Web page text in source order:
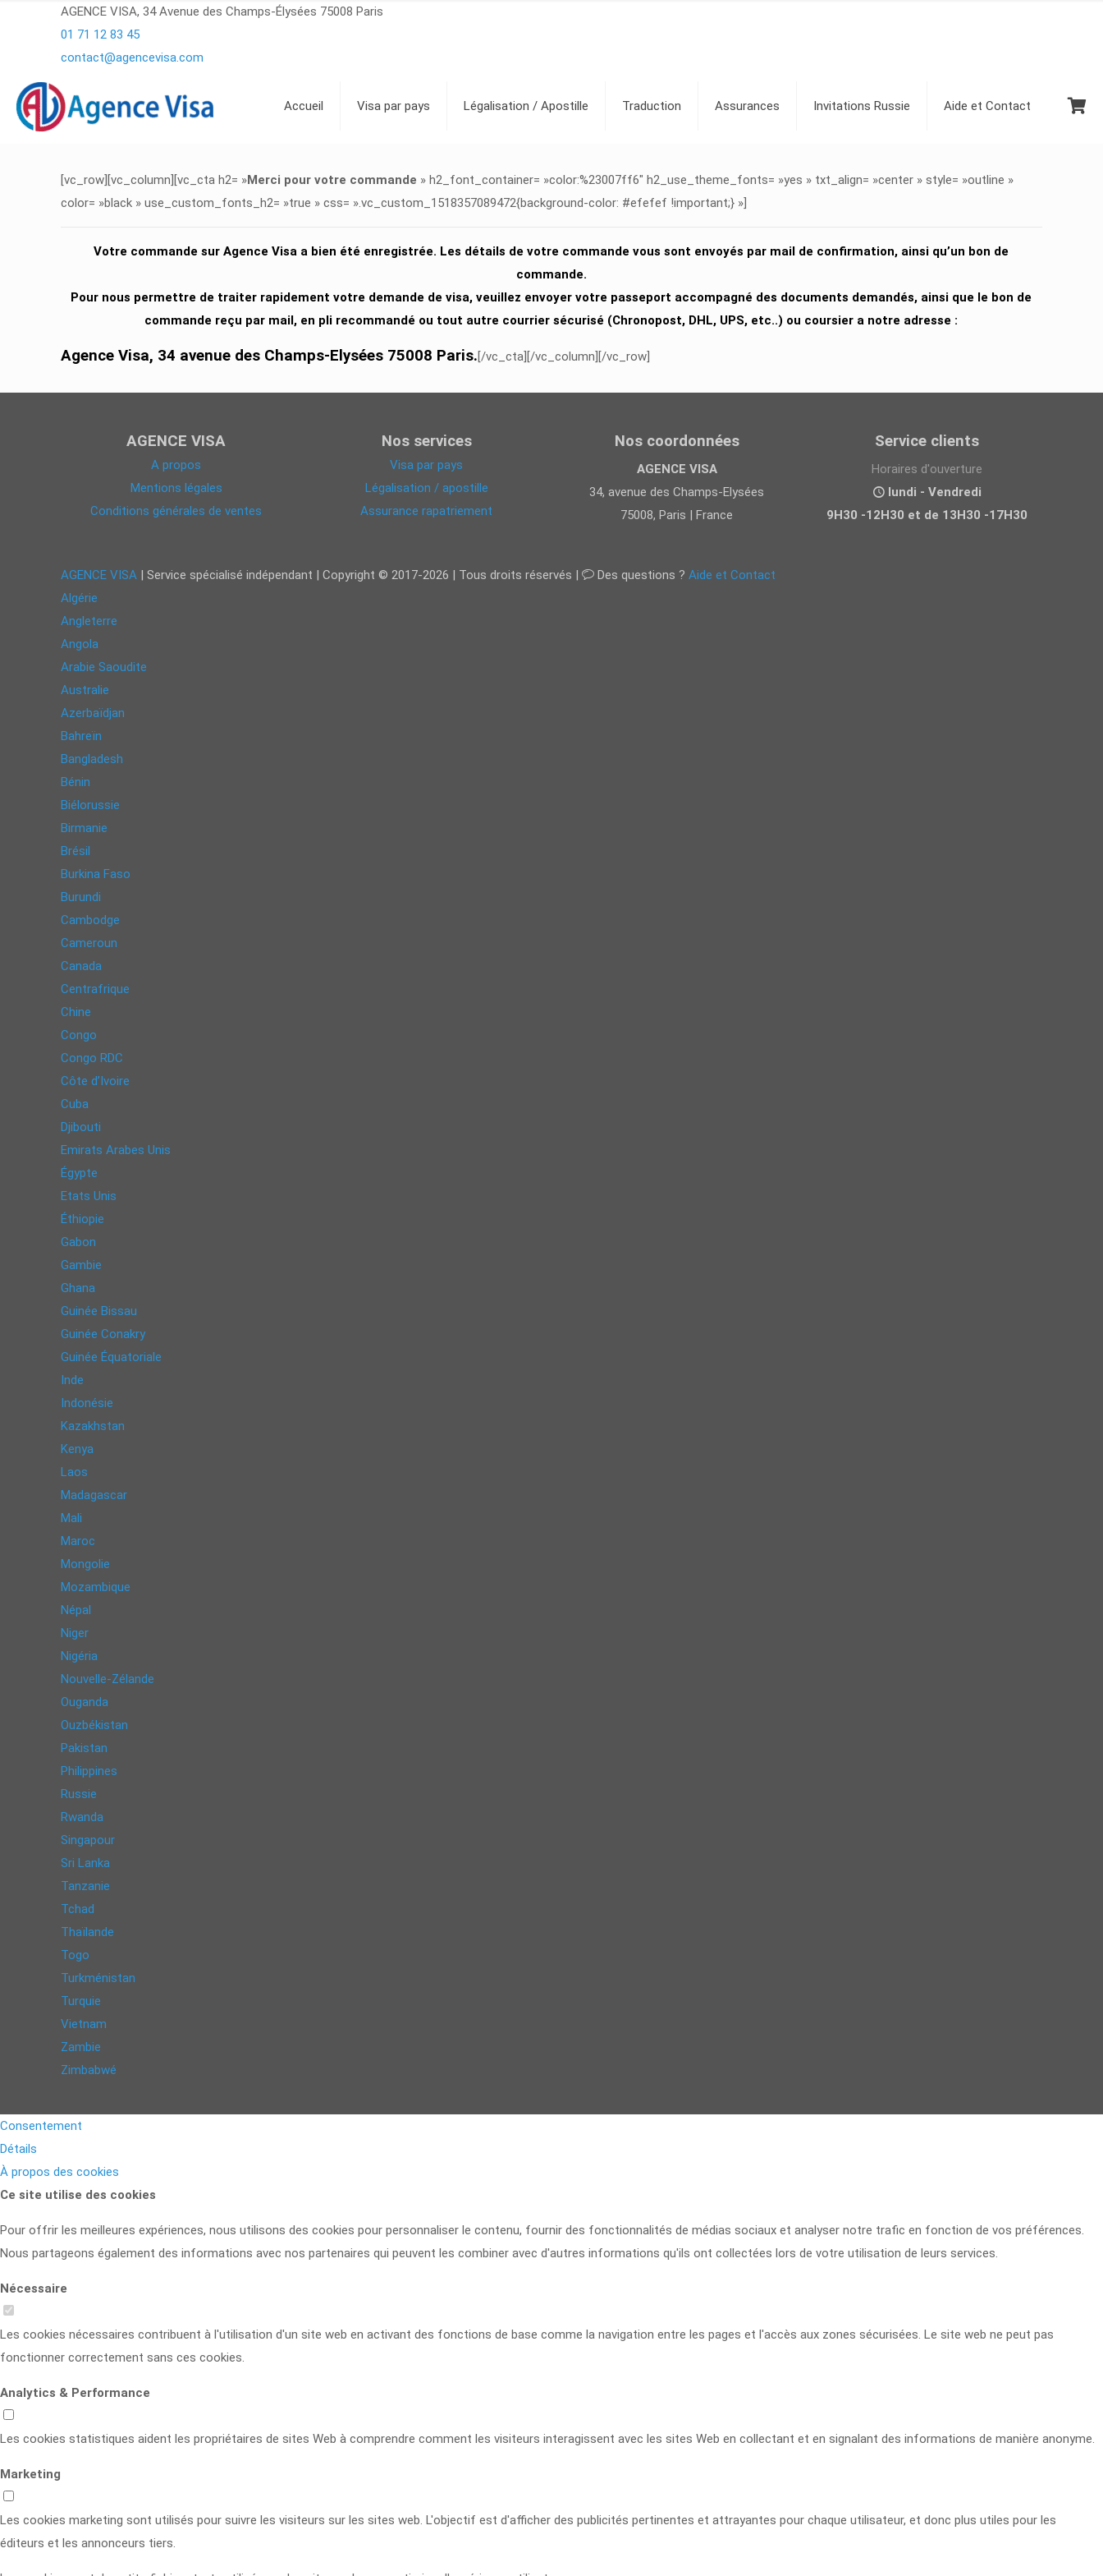
AGENCE VISA, 34 Avenue des Champs-Élysées 75008 Paris
01 71 12 83 45
contact@agencevisa.com
Accueil Visa par pays Légalisation / Apostille Traduction Assurances Invitations Russie Aide et Contact
[vc_row][vc_column][vc_cta h2= »Merci pour votre commande » h2_font_container= »color:%23007ff6″ h2_use_theme_fonts= »yes » txt_align= »center » style= »outline »
color= »black » use_custom_fonts_h2= »true » css= ».vc_custom_1518357089472{background-color: #efefef !important;} »]
Votre commande sur Agence Visa a bien été enregistrée. Les détails de votre commande vous sont envoyés par mail de confirmation, ainsi qu’un bon de
commande.
Pour nous permettre de traiter rapidement votre demande de visa, veuillez envoyer votre passeport accompagné des documents demandés, ainsi que le bon de
commande reçu par mail, en pli recommandé ou tout autre courrier sécurisé (Chronopost, DHL, UPS, etc..) ou coursier a notre adresse :
Agence Visa, 34 avenue des Champs-Elysées 75008 Paris.[/vc_cta][/vc_column][/vc_row]
AGENCE VISA
A propos
Mentions légales
Conditions générales de ventes
Nos services
Visa par pays
Légalisation / apostille
Assurance rapatriement
Nos coordonnées
AGENCE VISA
34, avenue des Champs-Elysées
75008, Paris | France
Service clients
Horaires d'ouverture
lundi - Vendredi
9H30 -12H30 et de 13H30 -17H30
AGENCE VISA | Service spécialisé indépendant | Copyright © 2017-2026 | Tous droits réservés | Des questions ? Aide et Contact
Algérie
Angleterre
Angola
Arabie Saoudite
Australie
Azerbaïdjan
Bahreïn
Bangladesh
Bénin
Biélorussie
Birmanie
Brésil
Burkina Faso
Burundi
Cambodge
Cameroun
Canada
Centrafrique
Chine
Congo
Congo RDC
Côte d’Ivoire
Cuba
Djibouti
Emirats Arabes Unis
Égypte
Etats Unis
Éthiopie
Gabon
Gambie
Ghana
Guinée Bissau
Guinée Conakry
Guinée Équatoriale
Inde
Indonésie
Kazakhstan
Kenya
Laos
Madagascar
Mali
Maroc
Mongolie
Mozambique
Népal
Niger
Nigéria
Nouvelle-Zélande
Ouganda
Ouzbékistan
Pakistan
Philippines
Russie
Rwanda
Singapour
Sri Lanka
Tanzanie
Tchad
Thaïlande
Togo
Turkménistan
Turquie
Vietnam
Zambie
Zimbabwé
Consentement
Détails
À propos des cookies
Ce site utilise des cookies
Pour offrir les meilleures expériences, nous utilisons des cookies pour personnaliser le contenu, fournir des fonctionnalités de médias sociaux et analyser notre trafic en fonction de vos préférences.
Nous partageons également des informations avec nos partenaires qui peuvent les combiner avec d'autres informations qu'ils ont collectées lors de votre utilisation de leurs services.
Nécessaire
Les cookies nécessaires contribuent à l'utilisation d'un site web en activant des fonctions de base comme la navigation entre les pages et l'accès aux zones sécurisées. Le site web ne peut pas
fonctionner correctement sans ces cookies.
Analytics & Performance
Les cookies statistiques aident les propriétaires de sites Web à comprendre comment les visiteurs interagissent avec les sites Web en collectant et en signalant des informations de manière anonyme.
Marketing
Les cookies marketing sont utilisés pour suivre les visiteurs sur les sites web. L'objectif est d'afficher des publicités pertinentes et attrayantes pour chaque utilisateur, et donc plus utiles pour les
éditeurs et les annonceurs tiers.